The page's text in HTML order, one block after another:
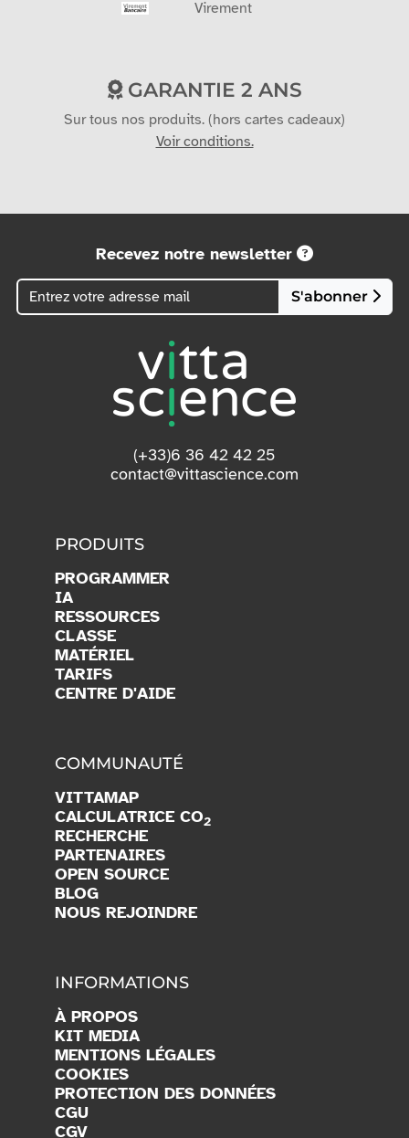
Virement
GARANTIE 2 ANS
Sur tous nos produits. (hors cartes cadeaux)
Voir conditions.
Recevez notre newsletter
S'abonner
(+33)6 36 42 42 25
contact@vittascience.com
PRODUITS
PROGRAMMER
IA
RESSOURCES
CLASSE
MATÉRIEL
TARIFS
CENTRE D'AIDE
COMMUNAUTÉ
VITTAMAP
CALCULATRICE CO2
RECHERCHE
PARTENAIRES
OPEN SOURCE
BLOG
NOUS REJOINDRE
INFORMATIONS
À PROPOS
KIT MEDIA
MENTIONS LÉGALES
COOKIES
PROTECTION DES DONNÉES
CGU
CGV